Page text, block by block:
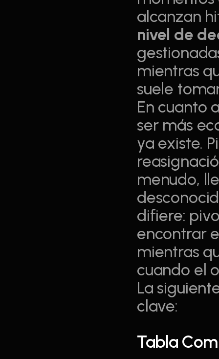
nivel de
mientras
suele
En cuanto
ser más
ya existe.
menudo,
difiere:
encontrar
mientras
cuando el
La
clave:
Tabla